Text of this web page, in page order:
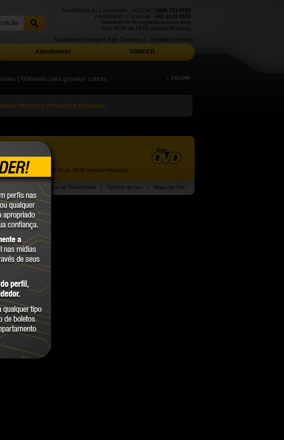
Assistência ao Consumidor - ASCON | 0800 723 4762
Atendimento Comercial - (41) 2101 0550
Atendimento de segunda a sexta-feira
Das 08:00 às 18:00 (exceto feriados)
Trabalhe Conosco
Fale Conosco
Assistência Técnica
Atendimento VONDER
| Materiais para grandes contas « VOLTAR
PRODUTO PARA ESTA PESQUISA.
0800 723 4762
|(41) 2101 0550
a sexta-feira, das 08:00 às 18:00 (exceto feriados)
Política de Privacidade | Termos de uso | Mapa do Site